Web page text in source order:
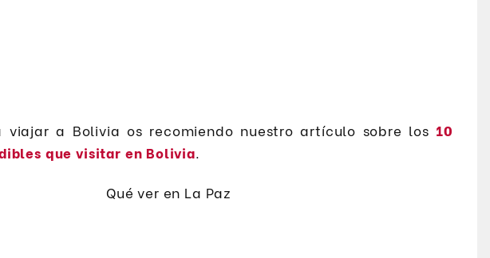
viajar a Bolivia os recomiendo nuestro artículo sobre los 10
que visitar en Bolivia